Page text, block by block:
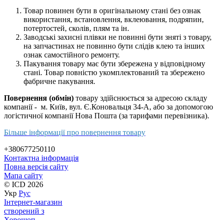
Товар повинен бути в оригінальному стані без ознак
використання, встановлення, вклеювання, подряпин,
потертостей, сколів, плям та ін.
Заводські захисні плівки не повинні бути зняті з товару,
на запчастинах не повинно бути слідів клею та інших
ознак самостійного ремонту.
Пакування товару має бути збережена у відповідному
стані. Товар повністю укомплектований та збережено
фабричне пакування.
Повернення (обмін) товару здійснюється за адресою складу
компанії - м. Київ, вул. Є.Коновальця 34-А, або за допомогою
логістичної компанії Нова Пошта (за тарифами перевізника).
Більше інформації про повернення товару
+380677250110
Контактна інформація
Повна версія сайту
Мапа сайту
© ICD 2026
Укр Рус
Інтернет-магазин
створений з